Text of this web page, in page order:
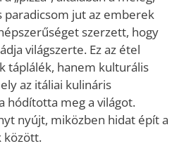
paradicsom jut az emberek
szerzett, hogy
világszerte. Ez az étel
táplálék, hanem kulturális
az itáliai kulináris
hódította meg a világot.
nyújt, miközben hidat épít a
között.